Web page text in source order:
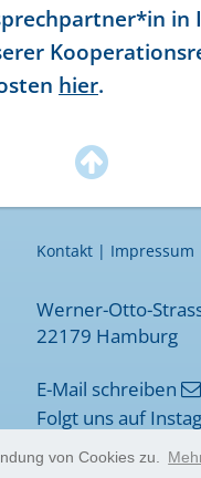
von Cookies zu.
in
hier.

Kontakt | Impressum
Werner-Otto-
22179 Hamburg
E-Mail schreiben 
Folgt uns auf